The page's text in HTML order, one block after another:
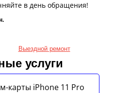
в день обращения!
Выездной ремонт
услуги
карты iPhone 11 Pro